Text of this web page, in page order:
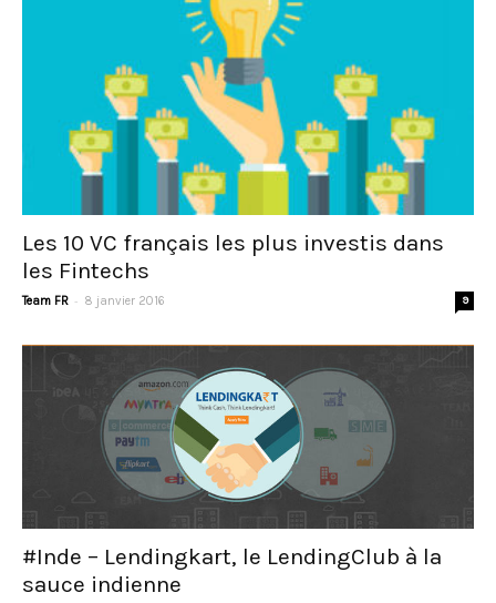
Les 10 VC français les plus investis dans
les Fintechs
Team FR - 8 janvier 2016 9
#Inde – Lendingkart, le LendingClub à la
sauce indienne